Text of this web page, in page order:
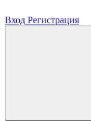
Вход Регистрация